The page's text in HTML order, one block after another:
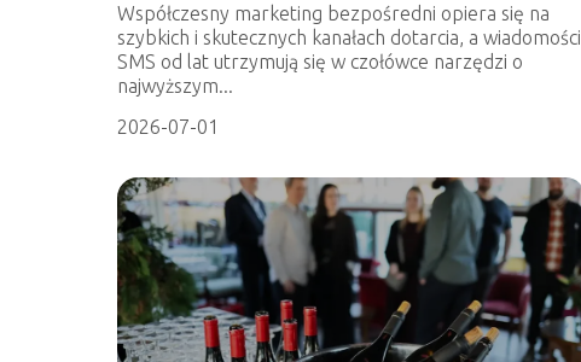
Współczesny marketing bezpośredni opiera się na
szybkich i skutecznych kanałach dotarcia, a wiadomości
SMS od lat utrzymują się w czołówce narzędzi o
najwyższym...
2026-07-01